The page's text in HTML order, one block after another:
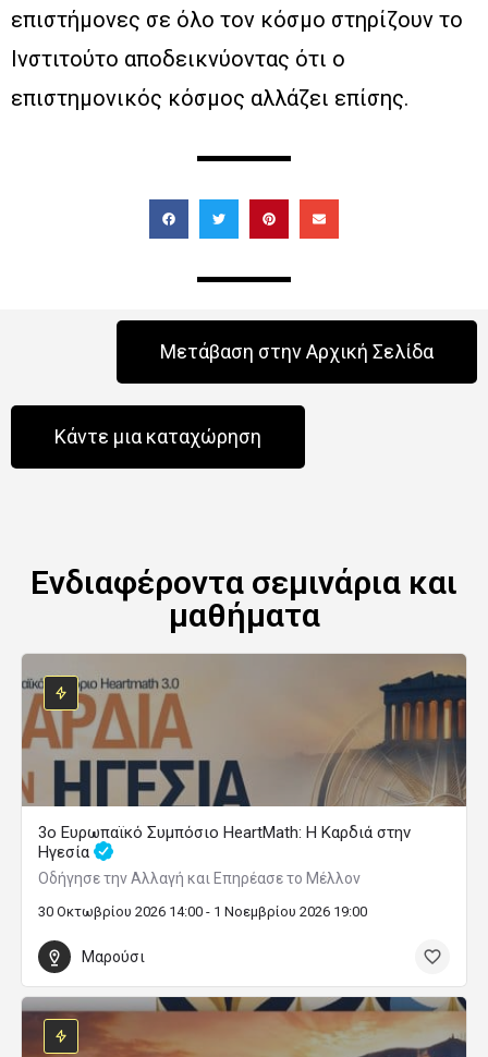
επιστήμονες σε όλο τον κόσμο στηρίζουν το
Ινστιτούτο αποδεικνύοντας ότι ο
επιστημονικός κόσμος αλλάζει επίσης.
Μετάβαση στην Αρχική Σελίδα
Κάντε μια καταχώρηση
Ενδιαφέροντα σεμινάρια και
μαθήματα
3ο Ευρωπαϊκό Συμπόσιο HeartMath: Η Καρδιά στην
Ηγεσία
Οδήγησε την Αλλαγή και Επηρέασε το Μέλλον
30 Οκτωβρίου 2026 14:00 - 1 Νοεμβρίου 2026 19:00
Μαρούσι